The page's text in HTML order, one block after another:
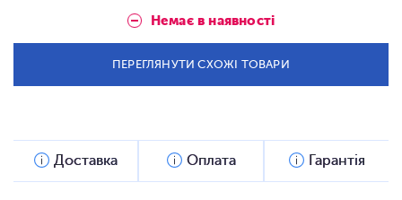
Немає в наявності
ПЕРЕГЛЯНУТИ СХОЖІ ТОВАРИ
Доставка Оплата Гарантія